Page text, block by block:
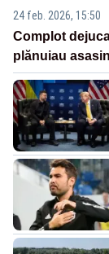
24 feb. 2026, 15:50
Complot
plănuiau